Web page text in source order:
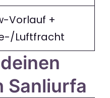
Vorlauf +
Luftfracht
Sanliurfa